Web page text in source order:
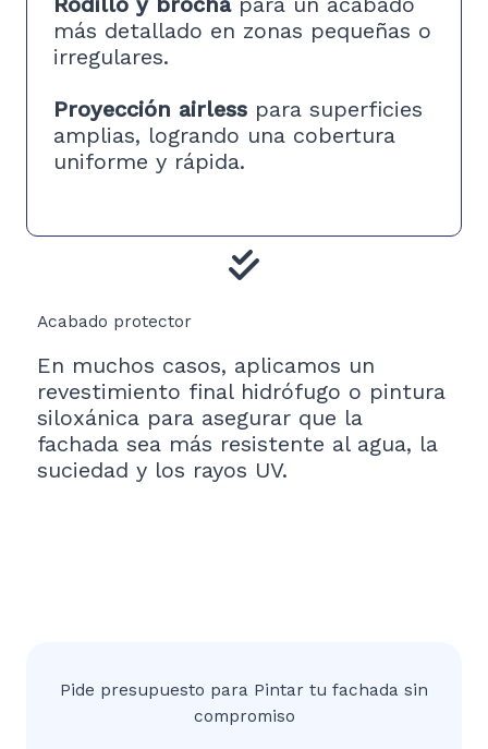
más detallado en zonas pequeñas o
irregulares.
Proyección airless para superficies
amplias, logrando una cobertura
uniforme y rápida.
Acabado protector
En muchos casos, aplicamos un
revestimiento final hidrófugo o pintura
siloxánica para asegurar que la
fachada sea más resistente al agua, la
suciedad y los rayos UV.
Pide presupuesto para Pintar tu fachada sin
compromiso